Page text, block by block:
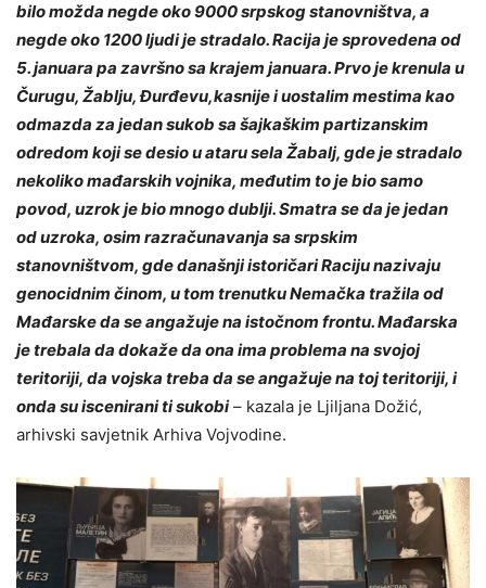
bilo možda negde oko 9000 srpskog stanovništva, a
negde oko 1200 ljudi je stradalo. Racija je sprovedena od
5. januara pa završno sa krajem januara. Prvo je krenula u
Čurugu, Žablju, Đurđevu,kasnije i uostalim mestima kao
odmazda za jedan sukob sa šajkaškim partizanskim
odredom koji se desio u ataru sela Žabalj, gde je stradalo
nekoliko mađarskih vojnika, međutim to je bio samo
povod, uzrok je bio mnogo dublji. Smatra se da je jedan
od uzroka, osim razračunavanja sa srpskim
stanovništvom, gde današnji istoričari Raciju nazivaju
genocidnim činom, u tom trenutku Nemačka tražila od
Mađarske da se angažuje na istočnom frontu. Mađarska
je trebala da dokaže da ona ima problema na svojoj
teritoriji, da vojska treba da se angažuje na toj teritoriji, i
onda su iscenirani ti sukobi– kazala je Ljiljana Dožić,
arhivski savjetnik Arhiva Vojvodine.